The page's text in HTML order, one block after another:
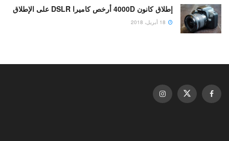
إطلاق كانون 4000D أرخص كاميرا DSLR على الإطلاق